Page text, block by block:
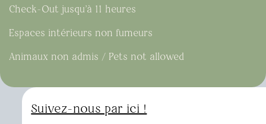
Check-Out jusqu'à 11 heures
Espaces intérieurs non fumeurs
Animaux non admis / Pets not allowed
Suivez-nous par ici !